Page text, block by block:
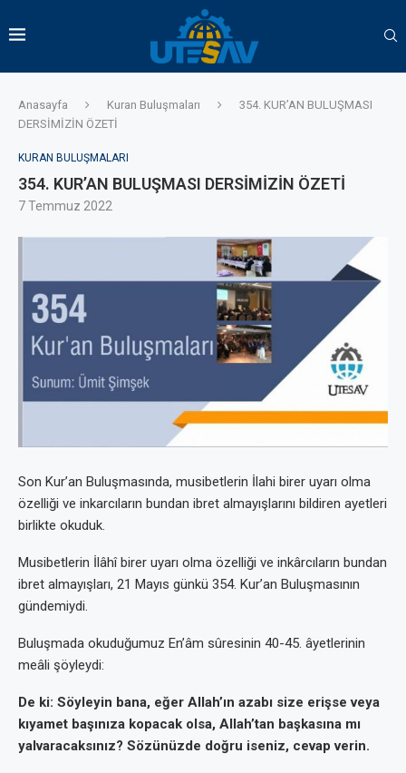
Anasayfa Kuran Buluşmaları
354. KUR’AN BULUŞMASI
DERSİMİZİN ÖZETİ
KURAN BULUŞMALARI
354. KUR’AN BULUŞMASI DERSİMİZİN ÖZETİ
7 Temmuz 2022
Son Kur’an Buluşmasında, musibetlerin İlahi birer uyarı olma
özelliği ve inkarcıların bundan ibret almayışlarını bildiren ayetleri
birlikte okuduk.
Musibetlerin İlâhî birer uyarı olma özelliği ve inkârcıların bundan
ibret almayışları, 21 Mayıs günkü 354. Kur’an Buluşmasının
gündemiydi.
Buluşmada okuduğumuz En’âm sûresinin 40-45. âyetlerinin
meâli şöyleydi:
De ki: Söyleyin bana, eğer Allah’ın azabı size erişse veya
kıyamet başınıza kopacak olsa, Allah’tan başkasına mı
yalvaracaksınız? Sözünüzde doğru iseniz, cevap verin.